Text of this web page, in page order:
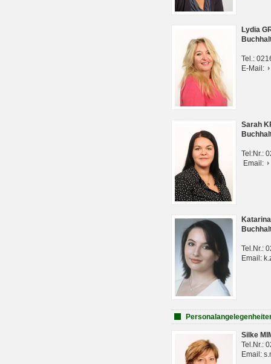
Lydia
Tel.:
E-Mail:
Sarah
Tel:Nr.:
Email:
Tel.Nr.:
Email:
Silke
Tel.Nr.:
Email: